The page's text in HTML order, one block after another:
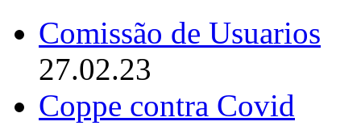
Comissão de Usuarios
27.02.23
Coppe contra Covid